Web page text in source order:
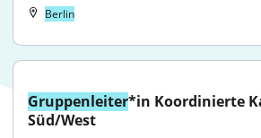
Berlin
Gruppenleiter*in Koordinierte
Süd/West